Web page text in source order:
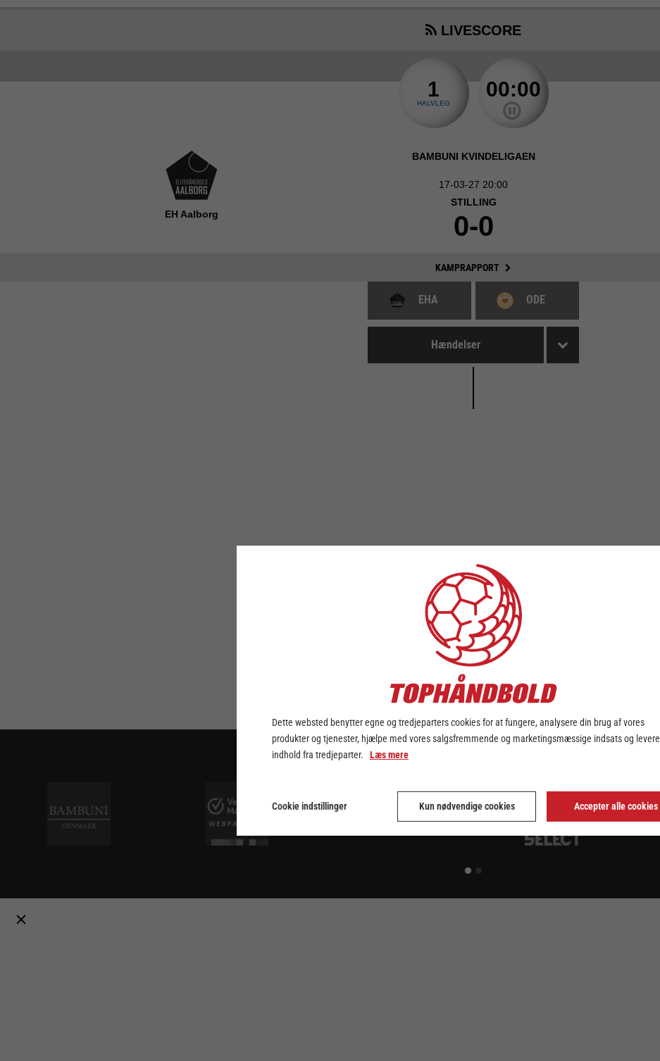
LIVESCORE
1
HALVLEG
00:00
EH Aalborg
BAMBUNI KVINDELIGAEN
17-03-27 20:00
STILLING
0-0
KAMPRAPPORT
EHA ODE
Hændelser
Dette websted benytter egne og tredjeparters cookies for at fungere, analysere din brug af vores
produkter og tjenester, hjælpe med vores salgsfremmende og marketingsmæssige indsats og levere
indhold fra tredjeparter. Læs mere
Cookie indstillinger Kun nødvendige cookies Accepter alle cookies